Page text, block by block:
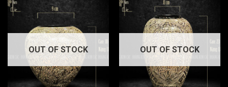
OUT OF STOCK OUT OF STOCK